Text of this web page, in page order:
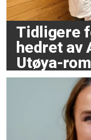
Tidligere
hedret av
Utøya-rom